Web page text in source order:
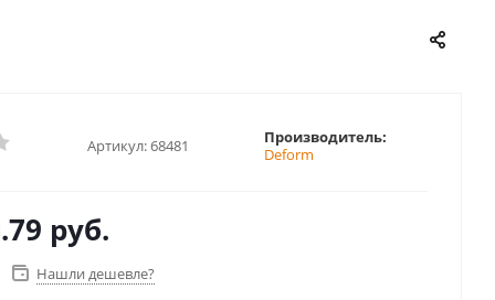
Артикул:68481
Производитель:
Deform
руб.
Нашли дешевле?